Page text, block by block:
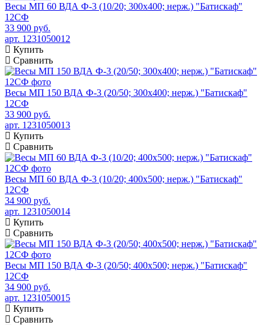
Весы МП 60 ВДА Ф-3 (10/20; 300х400; нерж.) "Батискаф"
12СФ
33 900 руб.
арт. 1231050012
Купить
Сравнить
Весы МП 150 ВДА Ф-3 (20/50; 300х400; нерж.) "Батискаф"
12СФ
33 900 руб.
арт. 1231050013
Купить
Сравнить
Весы МП 60 ВДА Ф-3 (10/20; 400х500; нерж.) "Батискаф"
12СФ
34 900 руб.
арт. 1231050014
Купить
Сравнить
Весы МП 150 ВДА Ф-3 (20/50; 400х500; нерж.) "Батискаф"
12СФ
34 900 руб.
арт. 1231050015
Купить
Сравнить